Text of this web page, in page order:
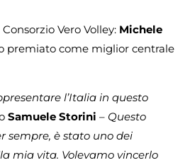
Vero Volley: Michele
premiato come miglior centrale
l’Italia in questo
Samuele Storini – Questo
sempre, è stato uno dei
mia vita. Volevamo vincerlo